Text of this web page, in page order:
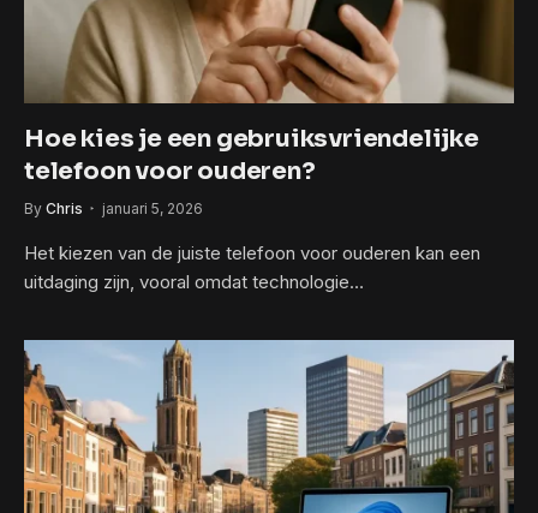
Hoe kies je een gebruiksvriendelijke
telefoon voor ouderen?
By Chris januari 5, 2026
Het kiezen van de juiste telefoon voor ouderen kan een
uitdaging zijn, vooral omdat technologie…